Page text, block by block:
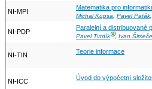
NI-MPI
Matematika pro
Michal Kupsa, Pavel Paták,
NI-PDP
Paralelní a distribuované
Pavel TvrdíkⒼ, Ivan
NI-TIN Teorie informace
NI-ICC Úvod do výpočetní